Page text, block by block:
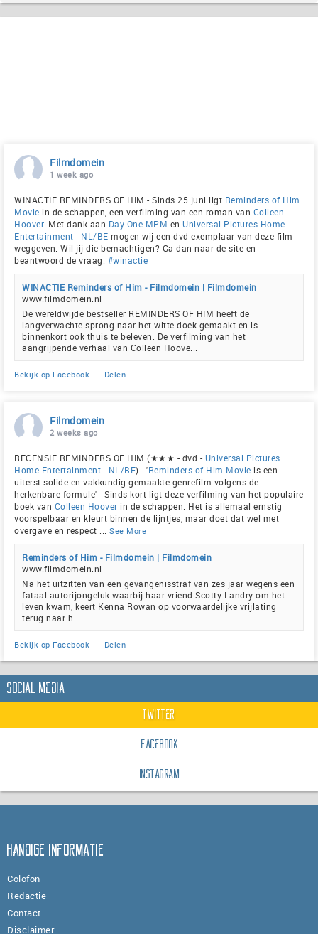
Filmdomein
1 week ago
WINACTIE REMINDERS OF HIM - Sinds 25 juni ligt Reminders of Him
Movie in de schappen, een verfilming van een roman van Colleen
Hoover. Met dank aan Day One MPM en Universal Pictures Home
Entertainment - NL/BE mogen wij een dvd-exemplaar van deze film
weggeven. Wil jij die bemachtigen? Ga dan naar de site en
beantwoord de vraag. #winactie
WINACTIE Reminders of Him - Filmdomein | Filmdomein
www.filmdomein.nl
De wereldwijde bestseller REMINDERS OF HIM heeft de
langverwachte sprong naar het witte doek gemaakt en is
binnenkort ook thuis te beleven. De verfilming van het
aangrijpende verhaal van Colleen Hoove...
Bekijk op Facebook · Delen
Filmdomein
2 weeks ago
RECENSIE REMINDERS OF HIM (★★★ - dvd - Universal Pictures
Home Entertainment - NL/BE) - 'Reminders of Him Movie is een
uiterst solide en vakkundig gemaakte genrefilm volgens de
herkenbare formule' - Sinds kort ligt deze verfilming van het populaire
boek van Colleen Hoover in de schappen. Het is allemaal ernstig
voorspelbaar en kleurt binnen de lijntjes, maar doet dat wel met
overgave en respect
See More
Reminders of Him - Filmdomein | Filmdomein
www.filmdomein.nl
Na het uitzitten van een gevangenisstraf van zes jaar wegens een
fataal autorijongeluk waarbij haar vriend Scotty Landry om het
leven kwam, keert Kenna Rowan op voorwaardelijke vrijlating
terug naar h...
Bekijk op Facebook · Delen
Social Media
Twitter
Facebook
Instagram
Handige informatie
Colofon
Redactie
Contact
Disclaimer